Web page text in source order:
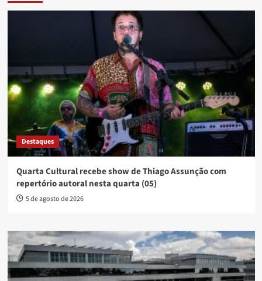
Destaques
Quarta Cultural recebe show de Thiago Assunção com
repertório autoral nesta quarta (05)
5 de agosto de 2026